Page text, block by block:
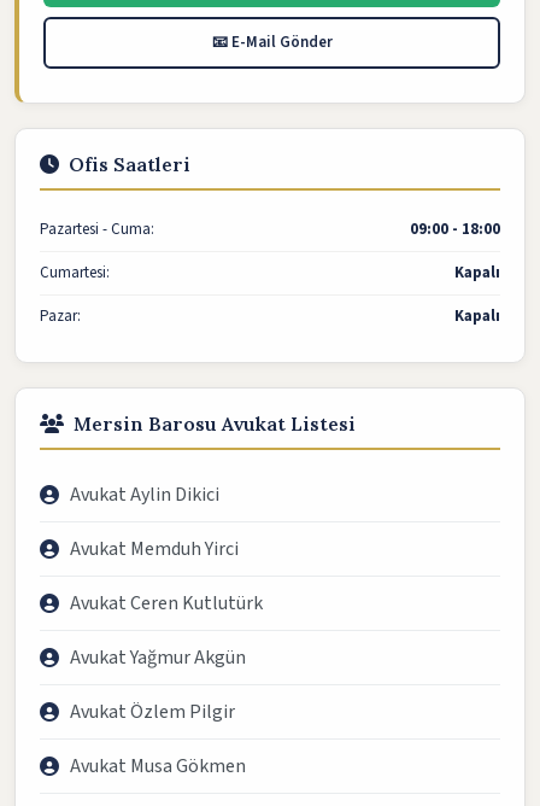
📧 E-Mail Gönder
Ofis Saatleri
Pazartesi - Cuma:
09:00 - 18:00
Cumartesi:
Kapalı
Pazar:
Kapalı
Mersin Barosu Avukat Listesi
Avukat Aylin Dikici
Avukat Memduh Yirci
Avukat Ceren Kutlutürk
Avukat Yağmur Akgün
Avukat Özlem Pilgir
Avukat Musa Gökmen